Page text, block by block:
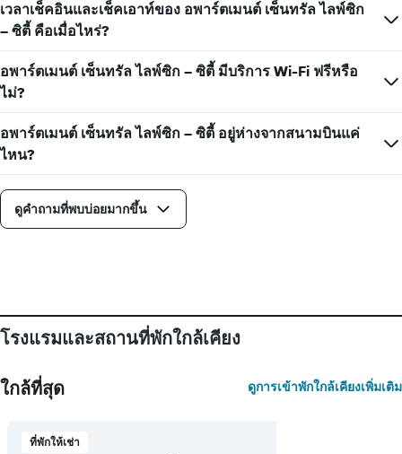
ของ
ห้อง
พัก
ของ
สัปดาห์
แผนภูมิ
มี
แกน
X
1
แกน
แสดง
วัน
ของ
สัปดาห์
แผนภูมิ
มี
แแส
ดง
ราคา
ของ
ห้อง
เวลาเช็คอินและเช็คเอาท์ของ อพาร์ตเมนต์ เซ็นทรัล ไลพ์ซิก
– ซิตี้ คือเมื่อไหร่?
อพาร์ตเมนต์ เซ็นทรัล ไลพ์ซิก – ซิตี้ มีบริการ Wi-Fi ฟรีหรือ
ไม่?
อพาร์ตเมนต์ เซ็นทรัล ไลพ์ซิก – ซิตี้ อยู่ห่างจากสนามบินแค่
ไหน?
ดูคำถามที่พบบ่อยมากขึ้น
โรงแรมและสถานที่พักใกล้เคียง
ใกล้ที่สุด ดูการเข้าพักใกล้เคียงเพิ่มเติม
ที่พักให้เช่า